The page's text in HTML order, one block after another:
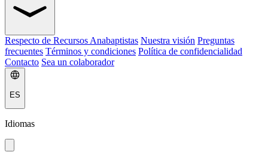
Respecto de Recursos Anabaptistas Nuestra visión Preguntas
frecuentes Términos y condiciones Política de confidencialidad
Contacto Sea un colaborador
ES
Idiomas